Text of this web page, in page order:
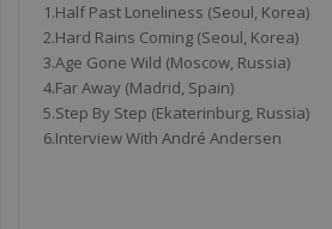
1.Half Past Loneliness (Seoul, Korea)
2.Hard Rains Coming (Seoul, Korea)
3.Age Gone Wild (Moscow, Russia)
4.Far Away (Madrid, Spain)
5.Step By Step (Ekaterinburg, Russia)
6.Interview With André Andersen